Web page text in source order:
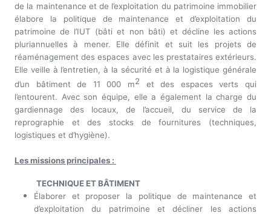
de la maintenance et de l’exploitation du patrimoine immobilier
élabore la politique de maintenance et d’exploitation du
patrimoine de l’IUT (bâti et non bâti) et décline les actions
pluriannuelles à mener. Elle définit et suit les projets de
réaménagement des espaces avec les prestataires extérieurs.
Elle veille à l’entretien, à la sécurité et à la logistique générale
d’un bâtiment de 11 000 m2 et des espaces verts qui
l’entourent. Avec son équipe, elle a également la charge du
gardiennage des locaux, de l’accueil, du service de la
reprographie et des stocks de fournitures (techniques,
logistiques et d’hygiène).
Les missions principales :
TECHNIQUE ET BÂTIMENT
Élaborer et proposer la politique de maintenance et
d’exploitation du patrimoine et décliner les actions